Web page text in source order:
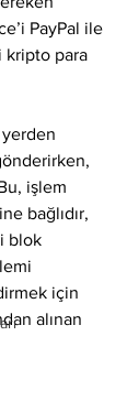
PayPal ile
kripto para
işlem
bağlıdır,
blok
için
alınan